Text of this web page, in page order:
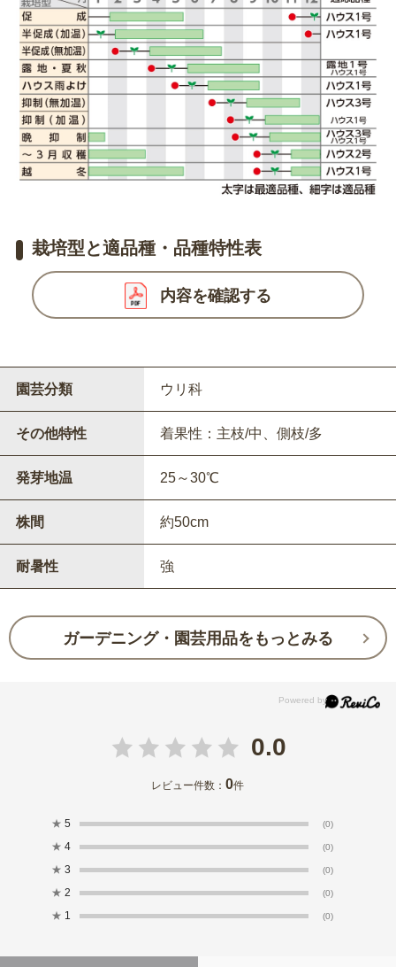
栽培型と適品種・品種特性表
内容を確認する
園芸分類 ウリ科
その他特性 着果性：主枝/中、側枝/多
発芽地温 25～30℃
株間 約50cm
耐暑性 強
ガーデニング・園芸用品をもっとみる
0.0
レビュー件数：0件
★ 5 (0)
★ 4 (0)
★ 3 (0)
★ 2 (0)
★ 1 (0)